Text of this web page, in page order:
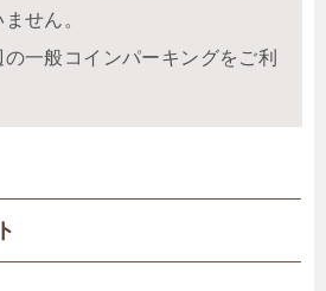
せん。
一般コインパーキングをご利